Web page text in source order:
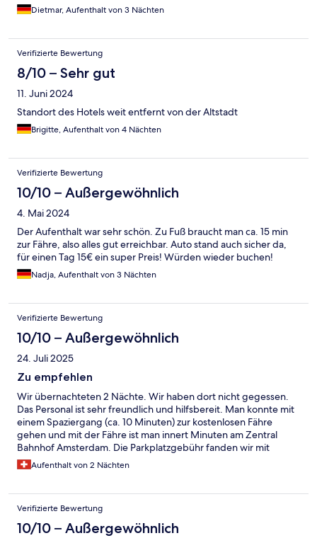
Dietmar, Aufenthalt von 3 Nächten
Verifizierte Bewertung
8/10 – Sehr gut
11. Juni 2024
Standort des Hotels weit entfernt von der Altstadt
Brigitte, Aufenthalt von 4 Nächten
Verifizierte Bewertung
10/10 – Außergewöhnlich
4. Mai 2024
Der Aufenthalt war sehr schön. Zu Fuß braucht man ca. 15 min
zur Fähre, also alles gut erreichbar. Auto stand auch sicher da,
für einen Tag 15€ ein super Preis! Würden wieder buchen!
Nadja, Aufenthalt von 3 Nächten
Verifizierte Bewertung
10/10 – Außergewöhnlich
24. Juli 2025
Zu empfehlen
Wir übernachteten 2 Nächte. Wir haben dort nicht gegessen.
Das Personal ist sehr freundlich und hilfsbereit. Man konnte mit
einem Spaziergang (ca. 10 Minuten) zur kostenlosen Fähre
gehen und mit der Fähre ist man innert Minuten am Zentral
Bahnhof Amsterdam. Die Parkplatzgebühr fanden wir mit
(15.00/Tag) in Ordnung.
Aufenthalt von 2 Nächten
Verifizierte Bewertung
10/10 – Außergewöhnlich